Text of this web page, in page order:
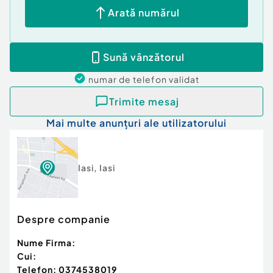
Arată numărul
Sună vânzătorul
numar de telefon validat
Trimite mesaj
Mai multe anunțuri ale utilizatorului
Iasi, Iasi
Despre companie
Nume Firma:
Cui:
Telefon: 0374538019